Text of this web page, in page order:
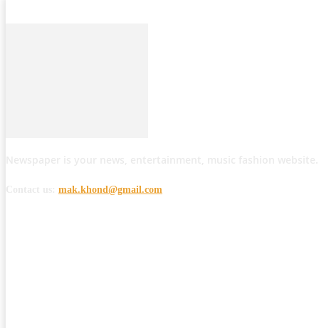
mak.khond@gmail.com